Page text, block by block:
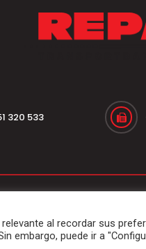
320 533
Abrigo de muelle
Repa Transportbanden.
al recordar sus
embargo, puede ir a